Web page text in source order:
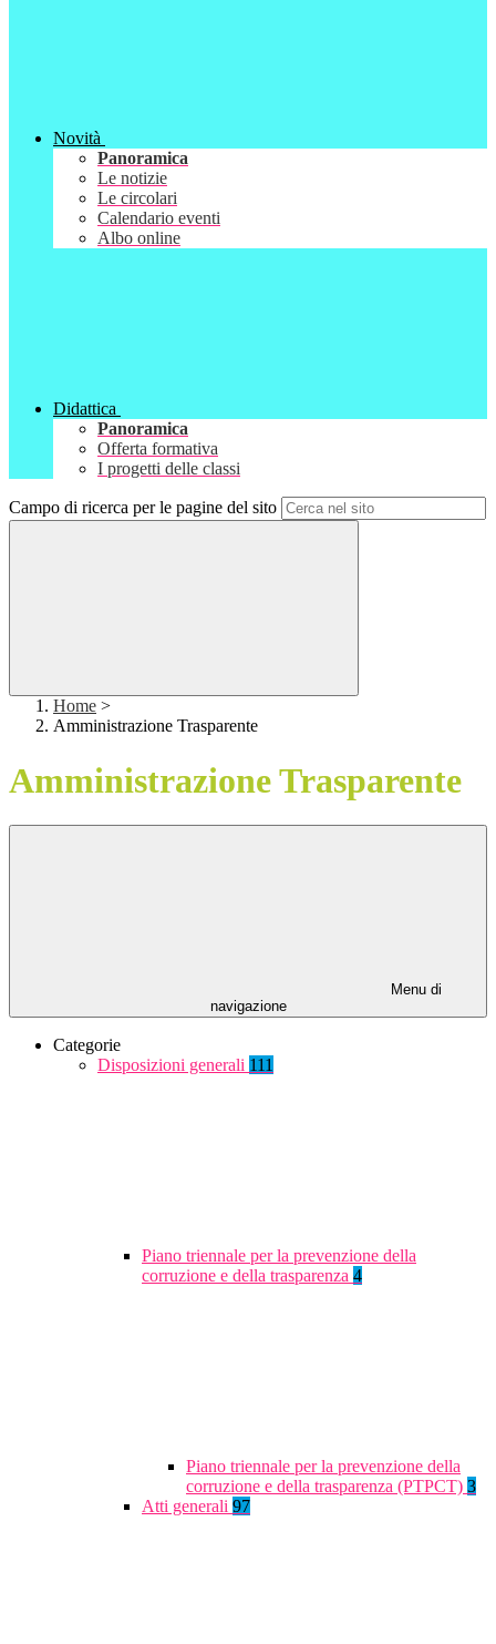
Novità
Panoramica
Le notizie
Le circolari
Calendario eventi
Albo online
Didattica
Panoramica
Offerta formativa
I progetti delle classi
Campo di ricerca per le pagine del sito
Home >
Amministrazione Trasparente
Amministrazione Trasparente
Menu di
navigazione
Categorie
Disposizioni generali 111
Piano triennale per la prevenzione della
corruzione e della trasparenza 4
Piano triennale per la prevenzione della
corruzione e della trasparenza (PTPCT) 3
Atti generali 97